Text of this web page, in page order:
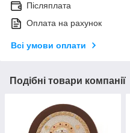
Післяплата
Оплата на рахунок
Всі умови оплати
Подібні товари компанії